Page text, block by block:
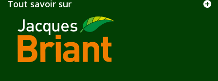
Tout savoir sur